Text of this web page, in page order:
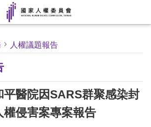
人權議題報告
平醫院因SARS群聚感染封
權侵害案專案報告